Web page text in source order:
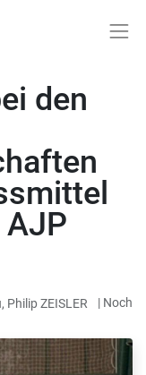
den
AJP
Philip ZEISLER
| Noch